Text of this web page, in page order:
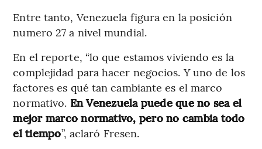
Entre tanto, Venezuela figura en la posición
numero 27 a nivel mundial.
En el reporte, “lo que estamos viviendo es la
complejidad para hacer negocios. Y uno de los
factores es qué tan cambiante es el marco
normativo. En Venezuela puede que no sea el
mejor marco normativo, pero no cambia todo
el tiempo”, aclaró Fresen.